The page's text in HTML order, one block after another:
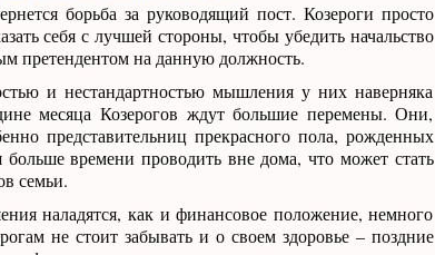
борьба за руководящий пост. Козероги просто
себя с лучшей стороны, чтобы убедить начальство
претендентом на данную должность.
и нестандартностью мышления у них наверняка
месяца Козерогов ждут большие перемены. Они,
представительниц прекрасного пола, рожденных
времени проводить вне дома, что может стать
семьи.
наладятся, как и финансовое положение, немного
не стоит забывать и о своем здоровье – поздние